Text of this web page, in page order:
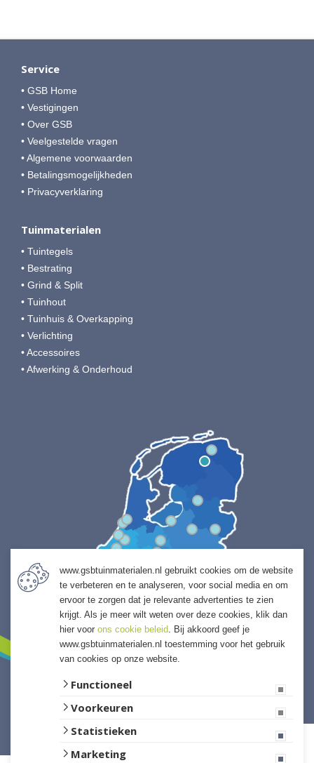
Service
• GSB Home
• Vestigingen
• Over GSB
• Veelgestelde vragen
• Algemene voorwaarden
• Betalingsmogelijkheden
• Privacyverklaring
Tuinmaterialen
• Tuintegels
• Bestrating
• Grind & Split
• Tuinhout
• Tuinhuis & Overkapping
• Verlichting
• Accessoires
• Afwerking & Onderhoud
www.gsbtuinmaterialen.nl gebruikt cookies om de website
te verbeteren en te analyseren, voor social media en om
ervoor te zorgen dat je relevante advertenties te zien
krijgt. Als je meer wilt weten over deze cookies, klik dan
hier voor ons cookie beleid. Bij akkoord geef je
www.gsbtuinmaterialen.nl toestemming voor het gebruik
van cookies op onze website.
Functioneel
Voorkeuren
Statistieken
Marketing